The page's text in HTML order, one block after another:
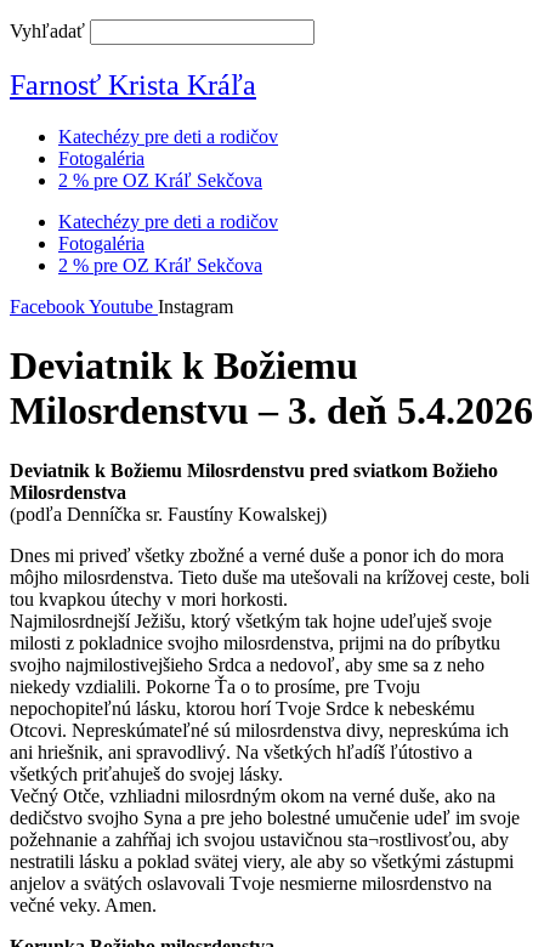
Vyhľadať
Farnosť Krista Kráľa
Katechézy pre deti a rodičov
Fotogaléria
2 % pre OZ Kráľ Sekčova
Katechézy pre deti a rodičov
Fotogaléria
2 % pre OZ Kráľ Sekčova
FacebookYoutube Instagram
Deviatnik k Božiemu
Milosrdenstvu – 3. deň 5.4.2026
Deviatnik k Božiemu Milosrdenstvu pred sviatkom Božieho
Milosrdenstva
(podľa Denníčka sr. Faustíny Kowalskej)
Dnes mi priveď všetky zbožné a verné duše a ponor ich do mora
môjho milosrdenstva. Tieto duše ma utešovali na krížovej ceste, boli
tou kvapkou útechy v mori horkosti.
Najmilosrdnejší Ježišu, ktorý všetkým tak hojne udeľuješ svoje
milosti z pokladnice svojho milosrdenstva, prijmi na do príbytku
svojho najmilostivejšieho Srdca a nedovoľ, aby sme sa z neho
niekedy vzdialili. Pokorne Ťa o to prosíme, pre Tvoju
nepochopiteľnú lásku, ktorou horí Tvoje Srdce k nebeskému
Otcovi. Nepreskúmateľné sú milosrdenstva divy, nepreskúma ich
ani hriešnik, ani spravodlivý. Na všetkých hľadíš ľútostivo a
všetkých priťahuješ do svojej lásky.
Večný Otče, vzhliadni milosrdným okom na verné duše, ako na
dedičstvo svojho Syna a pre jeho bolestné umučenie udeľ im svoje
požehnanie a zahŕňaj ich svojou ustavičnou sta¬rostlivosťou, aby
nestratili lásku a poklad svätej viery, ale aby so všetkými zástupmi
anjelov a svätých oslavovali Tvoje nesmierne milosrdenstvo na
večné veky. Amen.